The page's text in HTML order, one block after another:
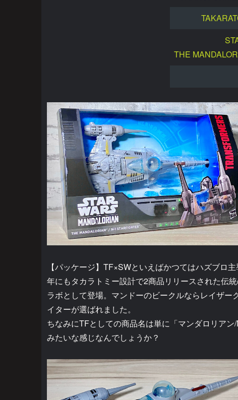
THE
【パッケージ】TF×SWといえばかつてはハズブロ
年にもタカラトミー設計で2商品リリースされた伝
ラボとして登場。マンドーのビークルならレイザ
イターが選ばれました。
ちなみにTFとしての商品名は単に「マンダロリア
みたいな感じなんでしょうか？